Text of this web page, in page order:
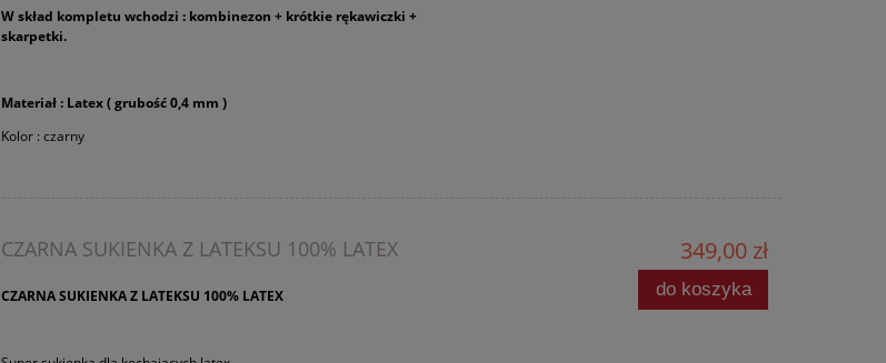
W skład kompletu wchodzi : kombinezon + krótkie rękawiczki +
skarpetki.
Materiał : Latex ( grubość 0,4 mm )
Kolor : czarny
CZARNA SUKIENKA Z LATEKSU 100% LATEX
CZARNA SUKIENKA Z LATEKSU 100% LATEX
349,00 zł
do koszyka